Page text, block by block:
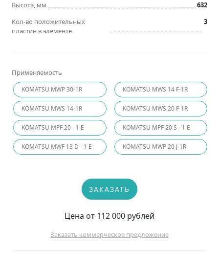
Высота, мм
632
Применяемость
KOMATSU MWP 30-1R KOMATSU MWS 14 F-1R
KOMATSU MWS 14-1R KOMATSU MWS 20 F-1R
KOMATSU MPF 20 - 1 E KOMATSU MPF 20 S - 1 E
KOMATSU MWF 13 D - 1 E KOMATSU MWP 20 J-1R
Кол-во положительных
пластин в элементе
3
ЗАКАЗАТЬ
Цена от 112 000 рублей
Заказать коммерческое предложение